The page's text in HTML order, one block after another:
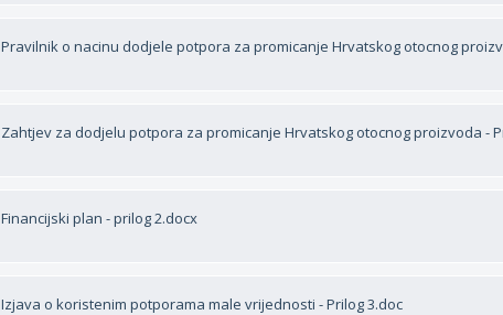
Pravilnik o nacinu dodjele potpora za promicanje Hrvatskog otocnog
Zahtjev za dodjelu potpora za promicanje Hrvatskog otocnog proizvoda -
Financijski plan - prilog 2.docx
Izjava o koristenim potporama male vrijednosti - Prilog 3.doc